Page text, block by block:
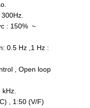
: 150% ~
0.5 Hz ,1 Hz :
, Open loop
, 1:50 (V/F)